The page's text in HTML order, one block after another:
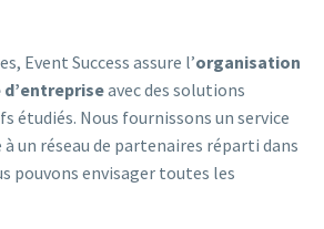
Event Success assure l’organisation
avec des solutions
étudiés. Nous fournissons un service
un réseau de partenaires réparti dans
pouvons envisager toutes les